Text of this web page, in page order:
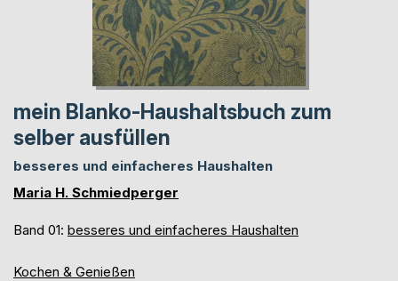
mein Blanko-Haushaltsbuch zum
selber ausfüllen
besseres und einfacheres Haushalten
Maria H. Schmiedperger
Band 01: besseres und einfacheres Haushalten
Kochen & Genießen